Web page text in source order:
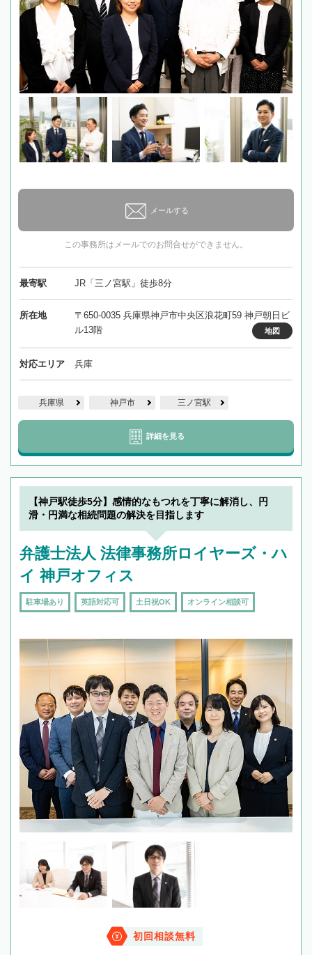
メールする
この事務所はメールでのお問合せができません。
最寄駅 JR「三ノ宮駅」徒歩8分
所在地
〒650-0035 兵庫県神戸市中央区浪花町59 神戸朝日ビ
ル13階
地図
対応エリア 兵庫
兵庫県 神戸市 三ノ宮駅
詳細を見る
【神戸駅徒歩5分】感情的なもつれを丁寧に解消し、円
滑・円満な相続問題の解決を目指します
弁護士法人 法律事務所ロイヤーズ・ハ
イ 神戸オフィス
駐車場あり 英語対応可 土日祝OK オンライン相談可
初回相談無料